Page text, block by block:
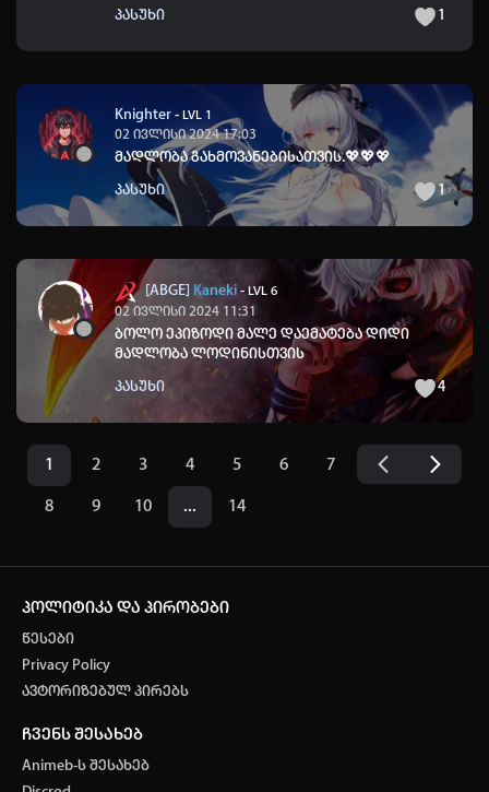
პასუხი 1
Knighter - LVL 1
02 ივლისი 2024 17:03
მადლობა გახმოვანებისათვის.💖💖💖
პასუხი 1
[ABGE] Kaneki - LVL 6
02 ივლისი 2024 11:31
ბოლო ეპიზოდი მალე დაემატება დიდი
მადლობა ლოდინისთვის
პასუხი 4
1 2 3 4 5 6 7
8 9 10 ... 14
პოლიტიკა და პირობები
წესები
Privacy Policy
ავტორიზებულ პირებს
ჩვენს შესახებ
Animeb-ს შესახებ